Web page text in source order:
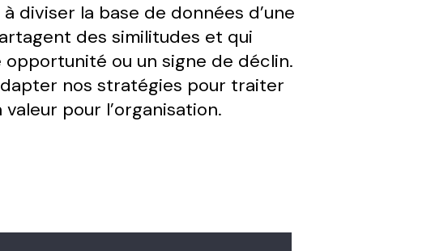
diviser la base de données d’une
des similitudes et qui
ou un signe de déclin.
nos stratégies pour traiter
pour l’organisation.